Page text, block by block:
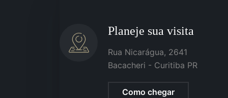
Planeje sua visita
Rua Nicarágua, 2641
Bacacheri - Curitiba PR
Como chegar